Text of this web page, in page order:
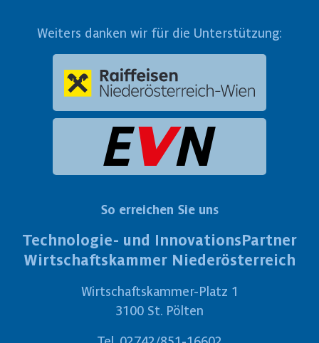
Weiters danken wir für die Unterstützung:
So erreichen Sie uns
Technologie- und InnovationsPartner
Wirtschaftskammer Niederösterreich
Wirtschaftskammer-Platz 1
3100 St. Pölten